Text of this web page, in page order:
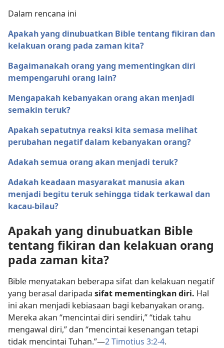
Dalam rencana ini
Apakah yang dinubuatkan Bible tentang fikiran dan
kelakuan orang pada zaman kita?
Bagaimanakah orang yang mementingkan diri
mempengaruhi orang lain?
Mengapakah kebanyakan orang akan menjadi
semakin teruk?
Apakah sepatutnya reaksi kita semasa melihat
perubahan negatif dalam kebanyakan orang?
Adakah semua orang akan menjadi teruk?
Adakah keadaan masyarakat manusia akan
menjadi begitu teruk sehingga tidak terkawal dan
kacau-bilau?
Apakah yang dinubuatkan Bible
tentang fikiran dan kelakuan orang
pada zaman kita?
Bible menyatakan beberapa sifat dan kelakuan negatif
yang berasal daripada sifat mementingkan diri. Hal
ini akan menjadi kebiasaan bagi kebanyakan orang.
Mereka akan “mencintai diri sendiri,” “tidak tahu
mengawal diri,” dan “mencintai kesenangan tetapi
tidak mencintai Tuhan.”—2 Timotius 3:2-4.